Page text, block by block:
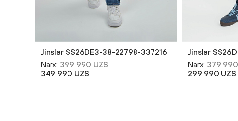
Jinslar SS26DE3-38-22798-337216
Narx: 399 990 UZS
349 990 UZS
Jinslar
Narx: 379 990
299 990 UZS